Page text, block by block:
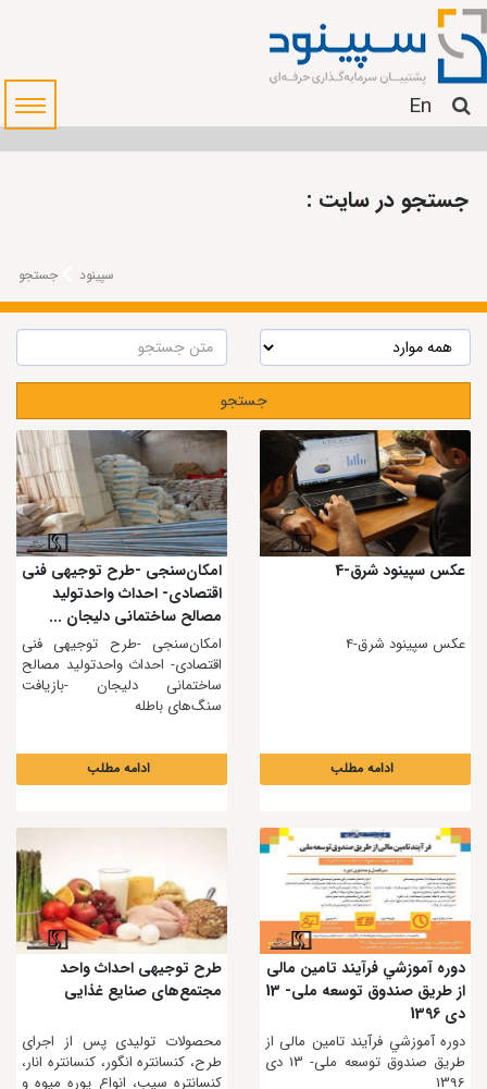
En
جستجو در سایت :
سپینود جستجو
جستجو
عکس سپینود شرق-4
عکس سپینود شرق-4
ادامه مطلب
امکان‌سنجی -طرح توجیهی فنی
اقتصادی- احداث واحدتولید
مصالح ساختمانی دلیجان ...
امکان‌سنجی -طرح توجیهی فنی
اقتصادی- احداث واحدتولید مصالح
ساختمانی دلیجان -بازیافت
سنگ‌های باطله
ادامه مطلب
دوره آموزشي فرآیند تامین مالی
از طریق صندوق توسعه ملی- 13
دی 1396
دوره آموزشي فرآیند تامین مالی از
طریق صندوق توسعه ملی- 13 دی
1396
طرح توجیهی احداث واحد
مجتمع‌های صنایع غذایی
محصولات تولیدی پس از اجرای
طرح، کنسانتره انگور، کنسانتره انار،
کنسانتره سیب، انواع پوره میوه و